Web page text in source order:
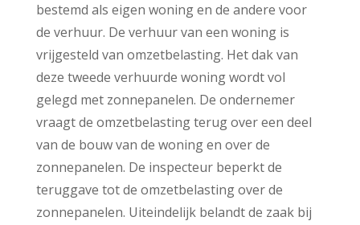
bestemd als eigen woning en de andere voor
de verhuur. De verhuur van een woning is
vrijgesteld van omzetbelasting. Het dak van
deze tweede verhuurde woning wordt vol
gelegd met zonnepanelen. De ondernemer
vraagt de omzetbelasting terug over een deel
van de bouw van de woning en over de
zonnepanelen. De inspecteur beperkt de
teruggave tot de omzetbelasting over de
zonnepanelen. Uiteindelijk belandt de zaak bij